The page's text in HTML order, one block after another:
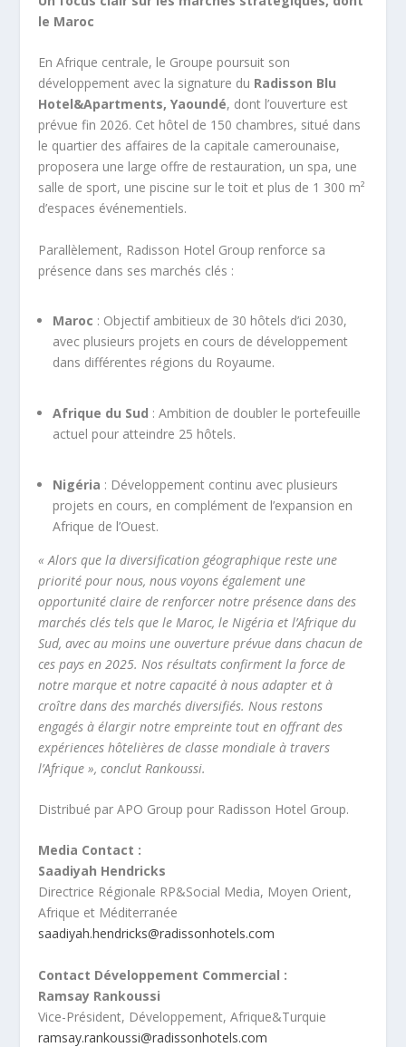
le Maroc
En Afrique centrale, le Groupe poursuit son
développement avec la signature du Radisson Blu
Hotel&Apartments, Yaoundé, dont l’ouverture est
prévue fin 2026. Cet hôtel de 150 chambres, situé dans
le quartier des affaires de la capitale camerounaise,
proposera une large offre de restauration, un spa, une
salle de sport, une piscine sur le toit et plus de 1 300 m²
d’espaces événementiels.
Parallèlement, Radisson Hotel Group renforce sa
présence dans ses marchés clés :
Maroc : Objectif ambitieux de 30 hôtels d’ici 2030,
avec plusieurs projets en cours de développement
dans différentes régions du Royaume.
Afrique du Sud : Ambition de doubler le portefeuille
actuel pour atteindre 25 hôtels.
Nigéria : Développement continu avec plusieurs
projets en cours, en complément de l’expansion en
Afrique de l’Ouest.
« Alors que la diversification géographique reste une
priorité pour nous, nous voyons également une
opportunité claire de renforcer notre présence dans des
marchés clés tels que le Maroc, le Nigéria et l’Afrique du
Sud, avec au moins une ouverture prévue dans chacun de
ces pays en 2025. Nos résultats confirment la force de
notre marque et notre capacité à nous adapter et à
croître dans des marchés diversifiés. Nous restons
engagés à élargir notre empreinte tout en offrant des
expériences hôtelières de classe mondiale à travers
l’Afrique », conclut Rankoussi.
Distribué par APO Group pour Radisson Hotel Group.
Media Contact :
Saadiyah Hendricks
Directrice Régionale RP&Social Media, Moyen Orient,
Afrique et Méditerranée
saadiyah.hendricks@radissonhotels.com
Contact Développement Commercial :
Ramsay Rankoussi
Vice-Président, Développement, Afrique&Turquie
ramsay.rankoussi@radissonhotels.com